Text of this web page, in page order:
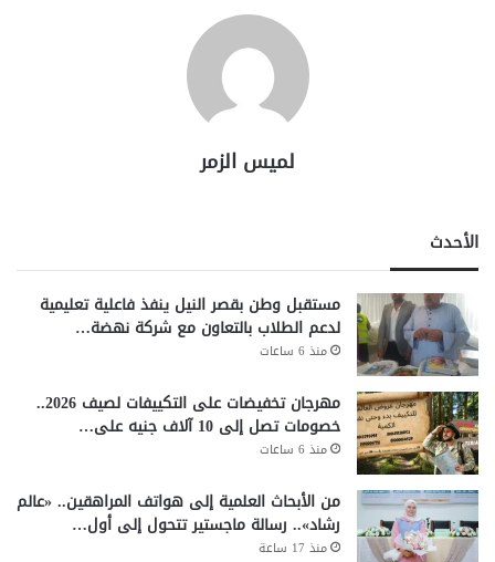
لميس الزمر
الأحدث
مستقبل وطن بقصر النيل ينفذ فاعلية تعليمية
لدعم الطلاب بالتعاون مع شركة نهضة…
منذ 6 ساعات
مهرجان تخفيضات على التكييفات لصيف 2026..
خصومات تصل إلى 10 آلاف جنيه على…
منذ 6 ساعات
من الأبحاث العلمية إلى هواتف المراهقين.. «عالم
رشاد».. رسالة ماجستير تتحول إلى أول…
منذ 17 ساعة